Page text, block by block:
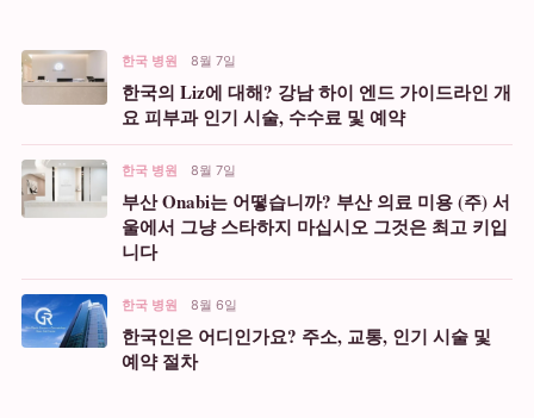
한국 병원 8월 7일
한국의 Liz에 대해? 강남 하이 엔드 가이드라인 개
요 피부과 인기 시술, 수수료 및 예약
한국 병원 8월 7일
부산 Onabi는 어떻습니까? 부산 의료 미용 (주) 서
울에서 그냥 스타하지 마십시오 그것은 최고 키입
니다
한국 병원 8월 6일
한국인은 어디인가요? 주소, 교통, 인기 시술 및
예약 절차